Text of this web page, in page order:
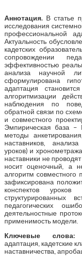
Аннотация.В статье
исследования
профессиональной
Актуальность
кадетских
сопровождении
эффективностью
анализа научной
сформулирована
адаптация
алгоритмизации
наблюдения по
обратной связи по
и совместного
Эмпирическая база
методы
наставников,
уроков) и
наставники не
носит оценочный, а
алгоритм
зафиксирована
конспектов
структурированных
педагогических
деятельностные
применимость модели.
Ключевые слова:
адаптация, кадетские
наставничества,